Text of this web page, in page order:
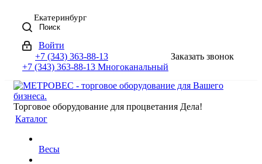
Екатеринбург
Поиск
Войти
+7 (343) 363-88-13
+7 (343) 363-88-13 Многоканальный
Заказать звонок
Торговое оборудование для процветания Дела!
Каталог
Весы